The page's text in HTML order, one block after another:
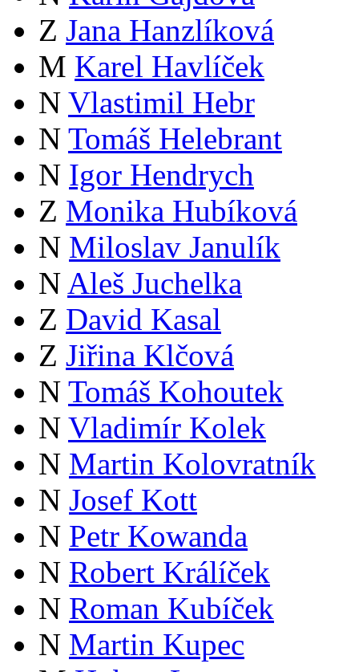
Z Jana Hanzlíková
M Karel Havlíček
N Vlastimil Hebr
N Tomáš Helebrant
N Igor Hendrych
Z Monika Hubíková
N Miloslav Janulík
N Aleš Juchelka
Z David Kasal
Z Jiřina Klčová
N Tomáš Kohoutek
N Vladimír Kolek
N Martin Kolovratník
N Josef Kott
N Petr Kowanda
N Robert Králíček
N Roman Kubíček
N Martin Kupec